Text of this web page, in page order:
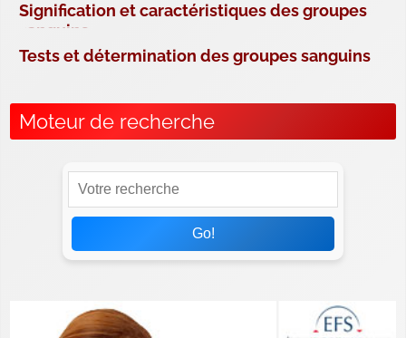
Signification et caractéristiques des groupes
sanguins
Tests et détermination des groupes sanguins
Moteur de recherche
Go!